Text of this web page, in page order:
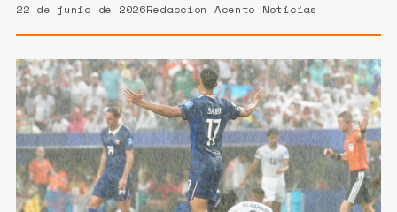
22 de junio de 2026Redacción Acento Noticias